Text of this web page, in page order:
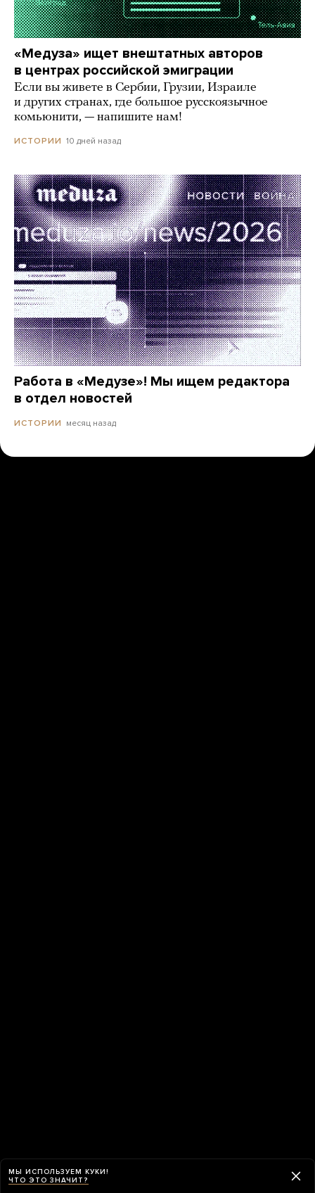
«Медуза» ищет внештатных авторов
в центрах российской эмиграции
Если вы живете в Сербии, Грузии, Израиле
и других странах, где большое русскоязычное
комьюнити, — напишите нам!
ИСТОРИИ 10 дней назад
Работа в «Медузе»! Мы ищем редактора
в отдел новостей
ИСТОРИИ месяц назад
МЫ ИСПОЛЬЗУЕМ КУКИ!
ЧТО ЭТО ЗНАЧИТ?